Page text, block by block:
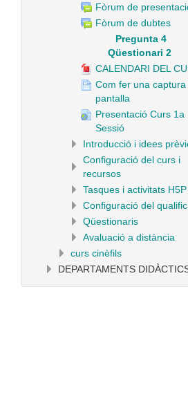
Fòrum de
Fòrum de dubtes
Pregunta 4
Qüestionari 2
CALENDARI DEL
Com fer una captura
pantalla
Presentació Curs 1a
Sessió
Introducció i idees
Configuració del curs i
recursos
Tasques i activitats H5P
Configuració del
Qüestionaris
Avaluació a distància
curs cinèfils
DEPARTAMENTS